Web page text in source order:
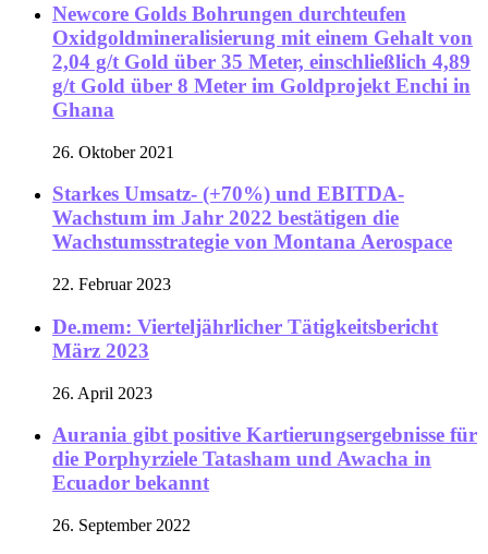
Newcore Golds Bohrungen durchteufen
Oxidgoldmineralisierung mit einem Gehalt von
2,04 g/t Gold über 35 Meter, einschließlich 4,89
g/t Gold über 8 Meter im Goldprojekt Enchi in
Ghana
26. Oktober 2021
Starkes Umsatz- (+70%) und EBITDA-
Wachstum im Jahr 2022 bestätigen die
Wachstumsstrategie von Montana Aerospace
22. Februar 2023
De.mem: Vierteljährlicher Tätigkeitsbericht
März 2023
26. April 2023
Aurania gibt positive Kartierungsergebnisse für
die Porphyrziele Tatasham und Awacha in
Ecuador bekannt
26. September 2022